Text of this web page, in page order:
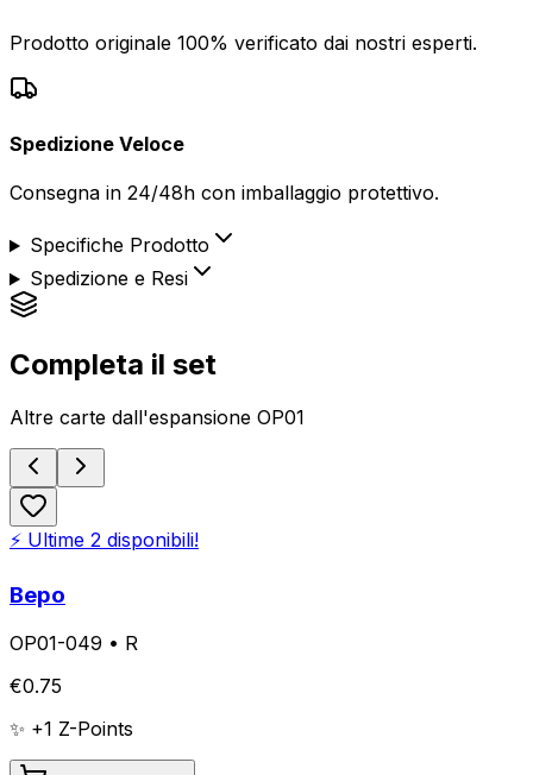
Prodotto originale 100% verificato dai nostri esperti.
Spedizione Veloce
Consegna in 24/48h con imballaggio protettivo.
Specifiche Prodotto
Spedizione e Resi
Completa il set
Altre carte dall'espansione OP01
⚡ Ultime 2 disponibili!
Bepo
OP01-049 • R
€0.75
✨ +1 Z-Points